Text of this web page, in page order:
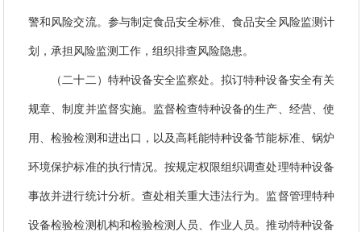
警和风险交流。参与制定食品安全标准、食品安全风险监测计
划，承担风险监测工作，组织排查风险隐患。
（二十二）特种设备安全监察处。拟订特种设备安全有关
规章、制度并监督实施。监督检查特种设备的生产、经营、使
用、检验检测和进出口，以及高耗能特种设备节能标准、锅炉
环境保护标准的执行情况。按规定权限组织调查处理特种设备
事故并进行统计分析。查处相关重大违法行为。监督管理特种
设备检验检测机构和检验检测人员、作业人员。推动特种设备